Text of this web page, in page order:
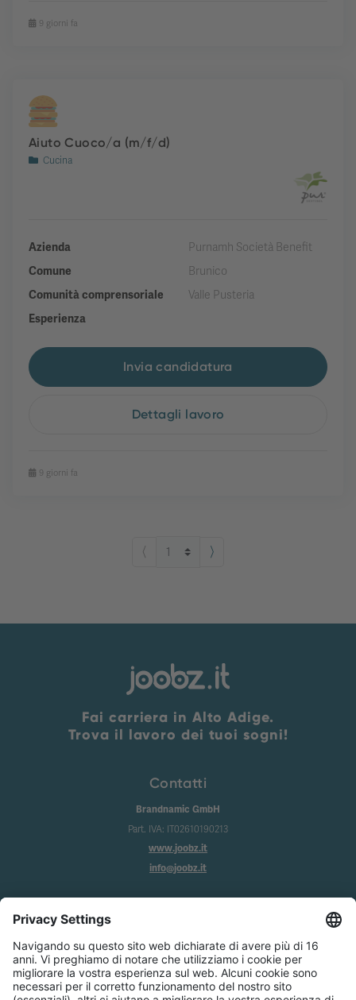
9 giorni fa
Aiuto Cuoco/a (m/f/d)
Cucina
Azienda
Purnamh Società Benefit
Comune
Brunico
Comunità comprensoriale
Valle Pusteria
Esperienza
Invia candidatura
Dettagli lavoro
9 giorni fa
⟨ ⟩
Fai carriera in Alto Adige.
Trova il lavoro dei tuoi sogni!
Contatti
Brandnamic GmbH
Part. IVA: IT02610190213
www.joobz.it
info@joobz.it
Privacy
Condizioni generali
Impostazione dei cookie